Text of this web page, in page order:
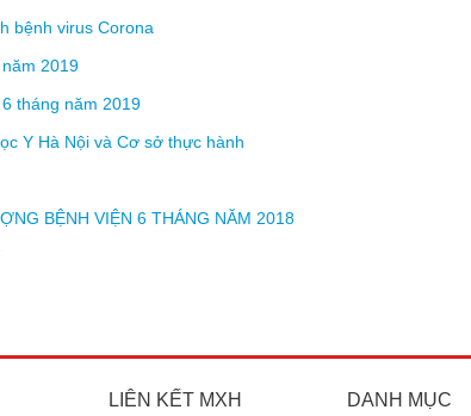
bệnh virus Corona
2019
tháng năm 2019
Y Hà Nội và Cơ sở thực hành
BỆNH VIỆN 6 THÁNG NĂM 2018
LIÊN KẾT MXH DANH MỤC